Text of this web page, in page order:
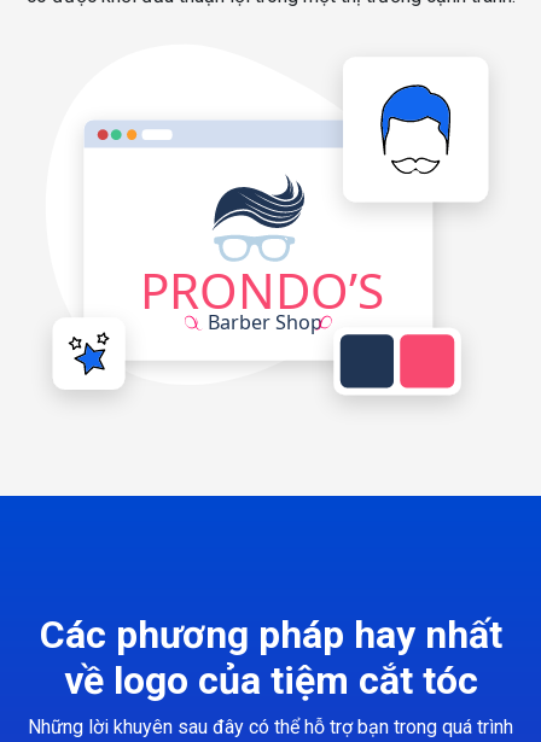
Các phương pháp hay nhất
về logo của tiệm cắt tóc
Những lời khuyên sau đây có thể hỗ trợ bạn trong quá trình